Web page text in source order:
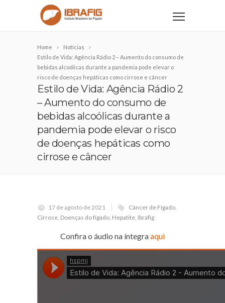
Home
Notícias
Estilo de Vida: Agência Rádio 2 – Aumento do consumo de
bebidas alcoólicas durante a pandemia pode elevar o
risco de doenças hepáticas como cirrose e câncer
Estilo de Vida: Agência Rádio 2
– Aumento do consumo de
bebidas alcoólicas durante a
pandemia pode elevar o risco
de doenças hepáticas como
cirrose e câncer
17 de agosto de 2021 Câncer de Fígado,
Cirrose, Doenças do fígado, Hepatite, Ibrafig
Confira o áudio na íntegraaqui